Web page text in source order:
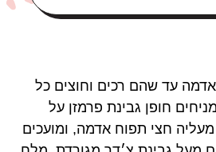
עד שהם רכים וחוצים כל
חופן גבינת פרמזן על
חצי תפוח אדמה, ומועכים